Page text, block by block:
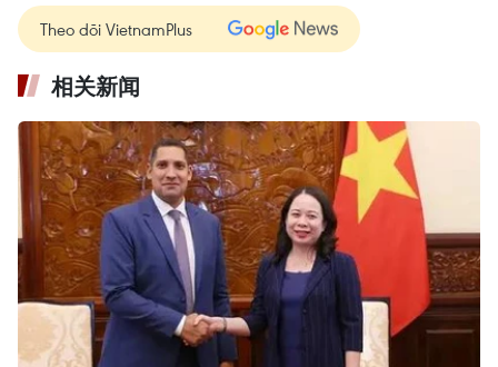
Theo dõi VietnamPlus
相关新闻